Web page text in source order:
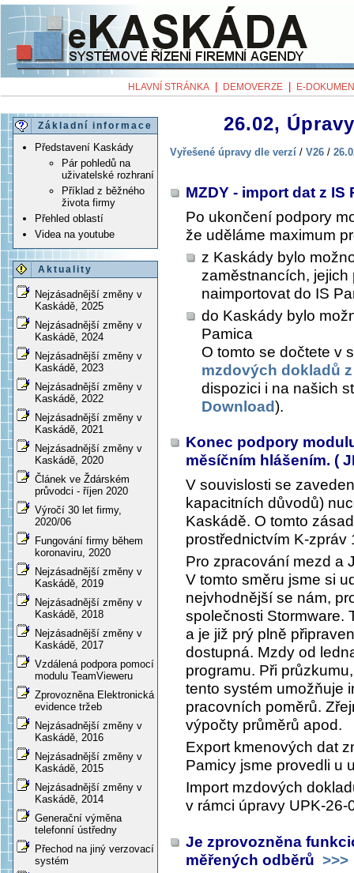
HLAVNÍ STRÁNKA DEMOVERZE E-
Základní informace
Představení Kaskády
Pár pohledů na
uživatelské rozhraní
Příklad z běžného
života firmy
Přehled oblastí
Videa na youtube
Aktuality
Nejzásadnější změny v
Kaskádě, 2025
Nejzásadnější změny v
Kaskádě, 2024
Nejzásadnější změny v
Kaskádě, 2023
Nejzásadnější změny v
Kaskádě, 2022
Nejzásadnější změny v
Kaskádě, 2021
Nejzásadnější změny v
Kaskádě, 2020
Článek ve Ždárském
průvodci - říjen 2020
Výročí 30 let firmy,
2020/06
Fungování firmy během
koronaviru, 2020
Nejzásadnější změny v
Kaskádě, 2019
Nejzásadnější změny v
Kaskádě, 2018
Nejzásadnější změny v
Kaskádě, 2017
Vzdálená podpora pomocí
modulu TeamVieweru
Zprovozněna Elektronická
evidence tržeb
Nejzásadnější změny v
Kaskádě, 2016
Nejzásadnější změny v
Kaskádě, 2015
Nejzásadnější změny v
Kaskádě, 2014
Generační výměna
telefonní ústředny
Přechod na jiný verzovací
systém
26.02,
Vyřešené úpravy dle verzí / V26 /
MZDY - import dat z IS
Po ukončení podpory
že uděláme maximum
z Kaskády bylo
zaměstnancích,
naimportovat do IS
do Kaskády bylo
Pamica
O tomto se dočtete v
mzdových dokladů
dispozici i na našich
Download).
Konec podpory
měsíčním hlášením. (
V souvislosti se
kapacitních důvodů)
Kaskádě. O tomto
prostřednictvím K-zpráv
Pro zpracování mezd a
V tomto směru jsme si
nejvhodnější se nám,
společnosti Stormware.
a je již prý plně
dostupná. Mzdy od
programu. Při
tento systém umožňuje
pracovních poměrů.
výpočty průměrů apod.
Export kmenových dat
Pamicy jsme provedli u
Import mzdových
v rámci úpravy UPK-26-
Je zprovozněna
měřených odběrů >>>